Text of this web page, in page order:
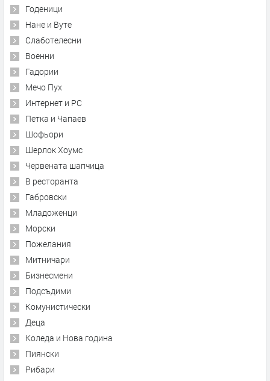
Годеници
Нане и Вуте
Слаботелесни
Военни
Гадории
Мечо Пух
Интернет и PC
Петка и Чапаев
Шофьори
Шерлок Хоумс
Червената шапчица
В ресторанта
Габровски
Младоженци
Морски
Пожелания
Митничари
Бизнесмени
Подсъдими
Комунистически
Деца
Коледа и Нова година
Пиянски
Рибари